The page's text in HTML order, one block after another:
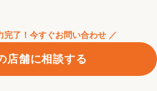
完了！今すぐお問い合わせ ／
店舗に相談する